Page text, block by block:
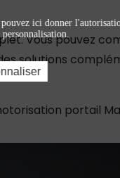
Vous pouvez
solutions
portail
ici donner